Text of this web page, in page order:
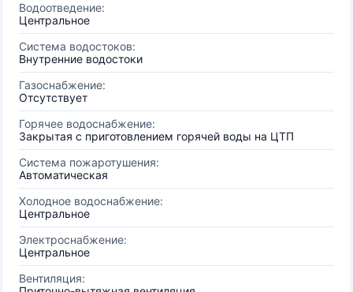
Водоотведение:
Центральное
Система водостоков:
Внутренние водостоки
Газоснабжение:
Отсутствует
Горячее водоснабжение:
Закрытая с приготовлением горячей воды на ЦТП
Система пожаротушения:
Автоматическая
Холодное водоснабжение:
Центральное
Электроснабжение:
Центральное
Вентиляция: